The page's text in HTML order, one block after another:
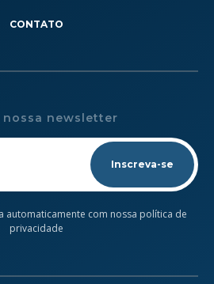
CONTATO
nossa newsletter
automaticamente com nossa política de
privacidade